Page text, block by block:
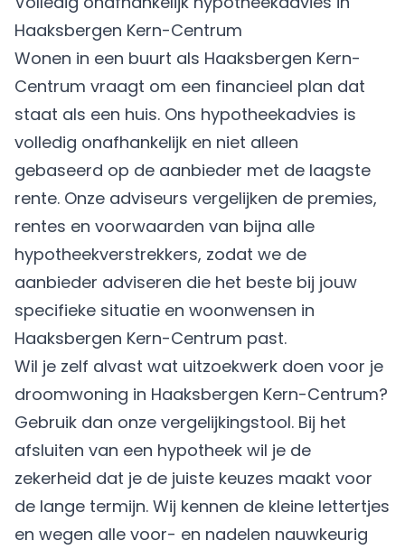
Haaksbergen Kern-Centrum
Wonen in een buurt als Haaksbergen Kern-
Centrum vraagt om een financieel plan dat
staat als een huis. Ons hypotheekadvies is
volledig onafhankelijk en niet alleen
gebaseerd op de aanbieder met de laagste
rente. Onze adviseurs vergelijken de premies,
rentes en voorwaarden van bijna alle
hypotheekverstrekkers, zodat we de
aanbieder adviseren die het beste bij jouw
specifieke situatie en woonwensen in
Haaksbergen Kern-Centrum past.
Wil je zelf alvast wat uitzoekwerk doen voor je
droomwoning in Haaksbergen Kern-Centrum?
Gebruik dan onze vergelijkingstool. Bij het
afsluiten van een hypotheek wil je de
zekerheid dat je de juiste keuzes maakt voor
de lange termijn. Wij kennen de kleine lettertjes
en wegen alle voor- en nadelen nauwkeurig